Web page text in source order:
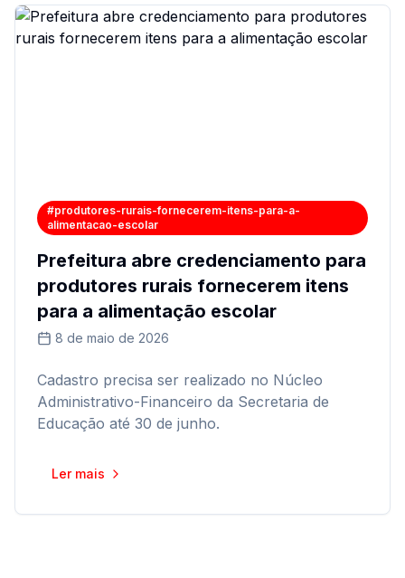
#produtores-rurais-fornecerem-itens-para-a-
alimentacao-escolar
Prefeitura abre credenciamento para
produtores rurais fornecerem itens
para a alimentação escolar
8 de maio de 2026
Cadastro precisa ser realizado no Núcleo
Administrativo-Financeiro da Secretaria de
Educação até 30 de junho.
Ler mais